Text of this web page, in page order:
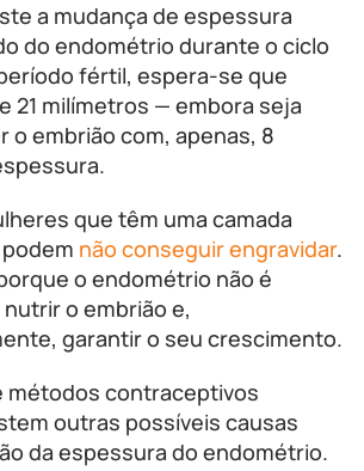
a mudança de espessura
do endométrio durante o ciclo
fértil, espera-se que
21 milímetros — embora seja
o embrião com, apenas, 8
que têm uma camada
não conseguir engravidar.
o endométrio não é
o embrião e,
garantir o seu crescimento.
métodos contraceptivos
outras possíveis causas
da espessura do endométrio.